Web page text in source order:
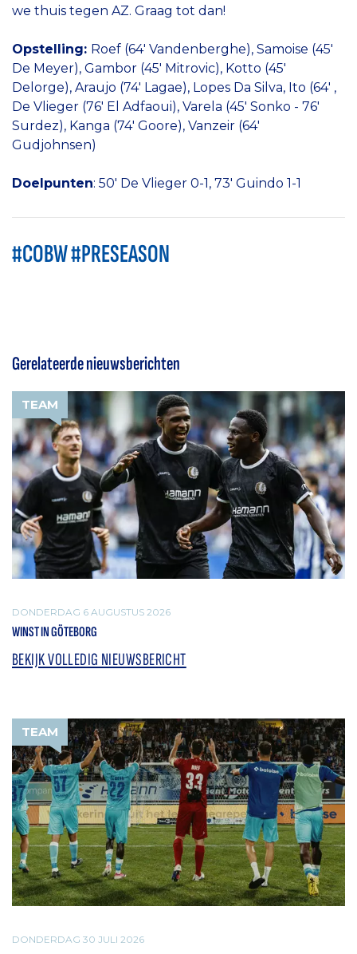
we thuis tegen AZ. Graag tot dan!
Opstelling: Roef (64' Vandenberghe), Samoise (45'
De Meyer), Gambor (45' Mitrovic), Kotto (45'
Delorge), Araujo (74' Lagae), Lopes Da Silva, Ito (64' ,
De Vlieger (76' El Adfaoui), Varela (45' Sonko - 76'
Surdez), Kanga (74' Goore), Vanzeir (64'
Gudjohnsen)
Doelpunten: 50' De Vlieger 0-1, 73' Guindo 1-1
#COBW #PRESEASON
Gerelateerde nieuwsberichten
TEAM
DONDERDAG 6 AUGUSTUS 2026
WINST IN GÖTEBORG
BEKIJK VOLLEDIG NIEUWSBERICHT
TEAM
DONDERDAG 30 JULI 2026